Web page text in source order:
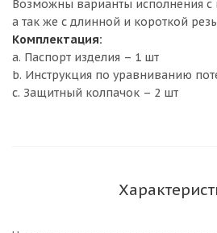
Возможны варианты исполнения с
а так же с длинной и короткой
Комплектация:
a. Паспорт изделия – 1 шт
b. Инструкция по уравниванию
c. Защитный колпачок – 2 шт